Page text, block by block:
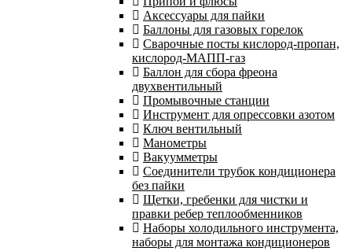
Аксессуары для пайки
Баллоны для газовых горелок
Сварочные посты кислород-пропан,
кислород-МАПП-газ
Баллон для сбора фреона
двухвентильный
Промывочные станции
Инструмент для опрессовки азотом
Ключ вентильный
Манометры
Вакуумметры
Соединители трубок кондиционера
без пайки
Щетки, гребенки для чистки и
правки ребер теплообменников
Наборы холодильного инструмента,
наборы для монтажа кондиционеров